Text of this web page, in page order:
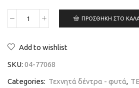
ΠΡΟΣΘΉΚΗ ΣΤΟ
Add to wishlist
SKU: 04-77068
Categories: Τεχνητά δέντρα - φυτά,